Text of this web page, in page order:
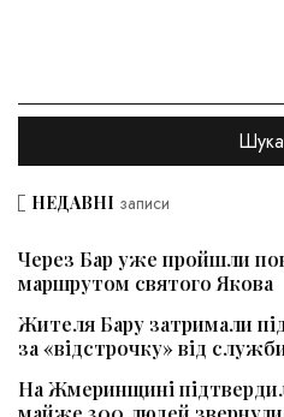
НЕДАВНІ записи
Через Бар уже пройшли
маршрутом святого Якова
Жителя Бару затримали
за «відстрочку» від
На Жмеринщині